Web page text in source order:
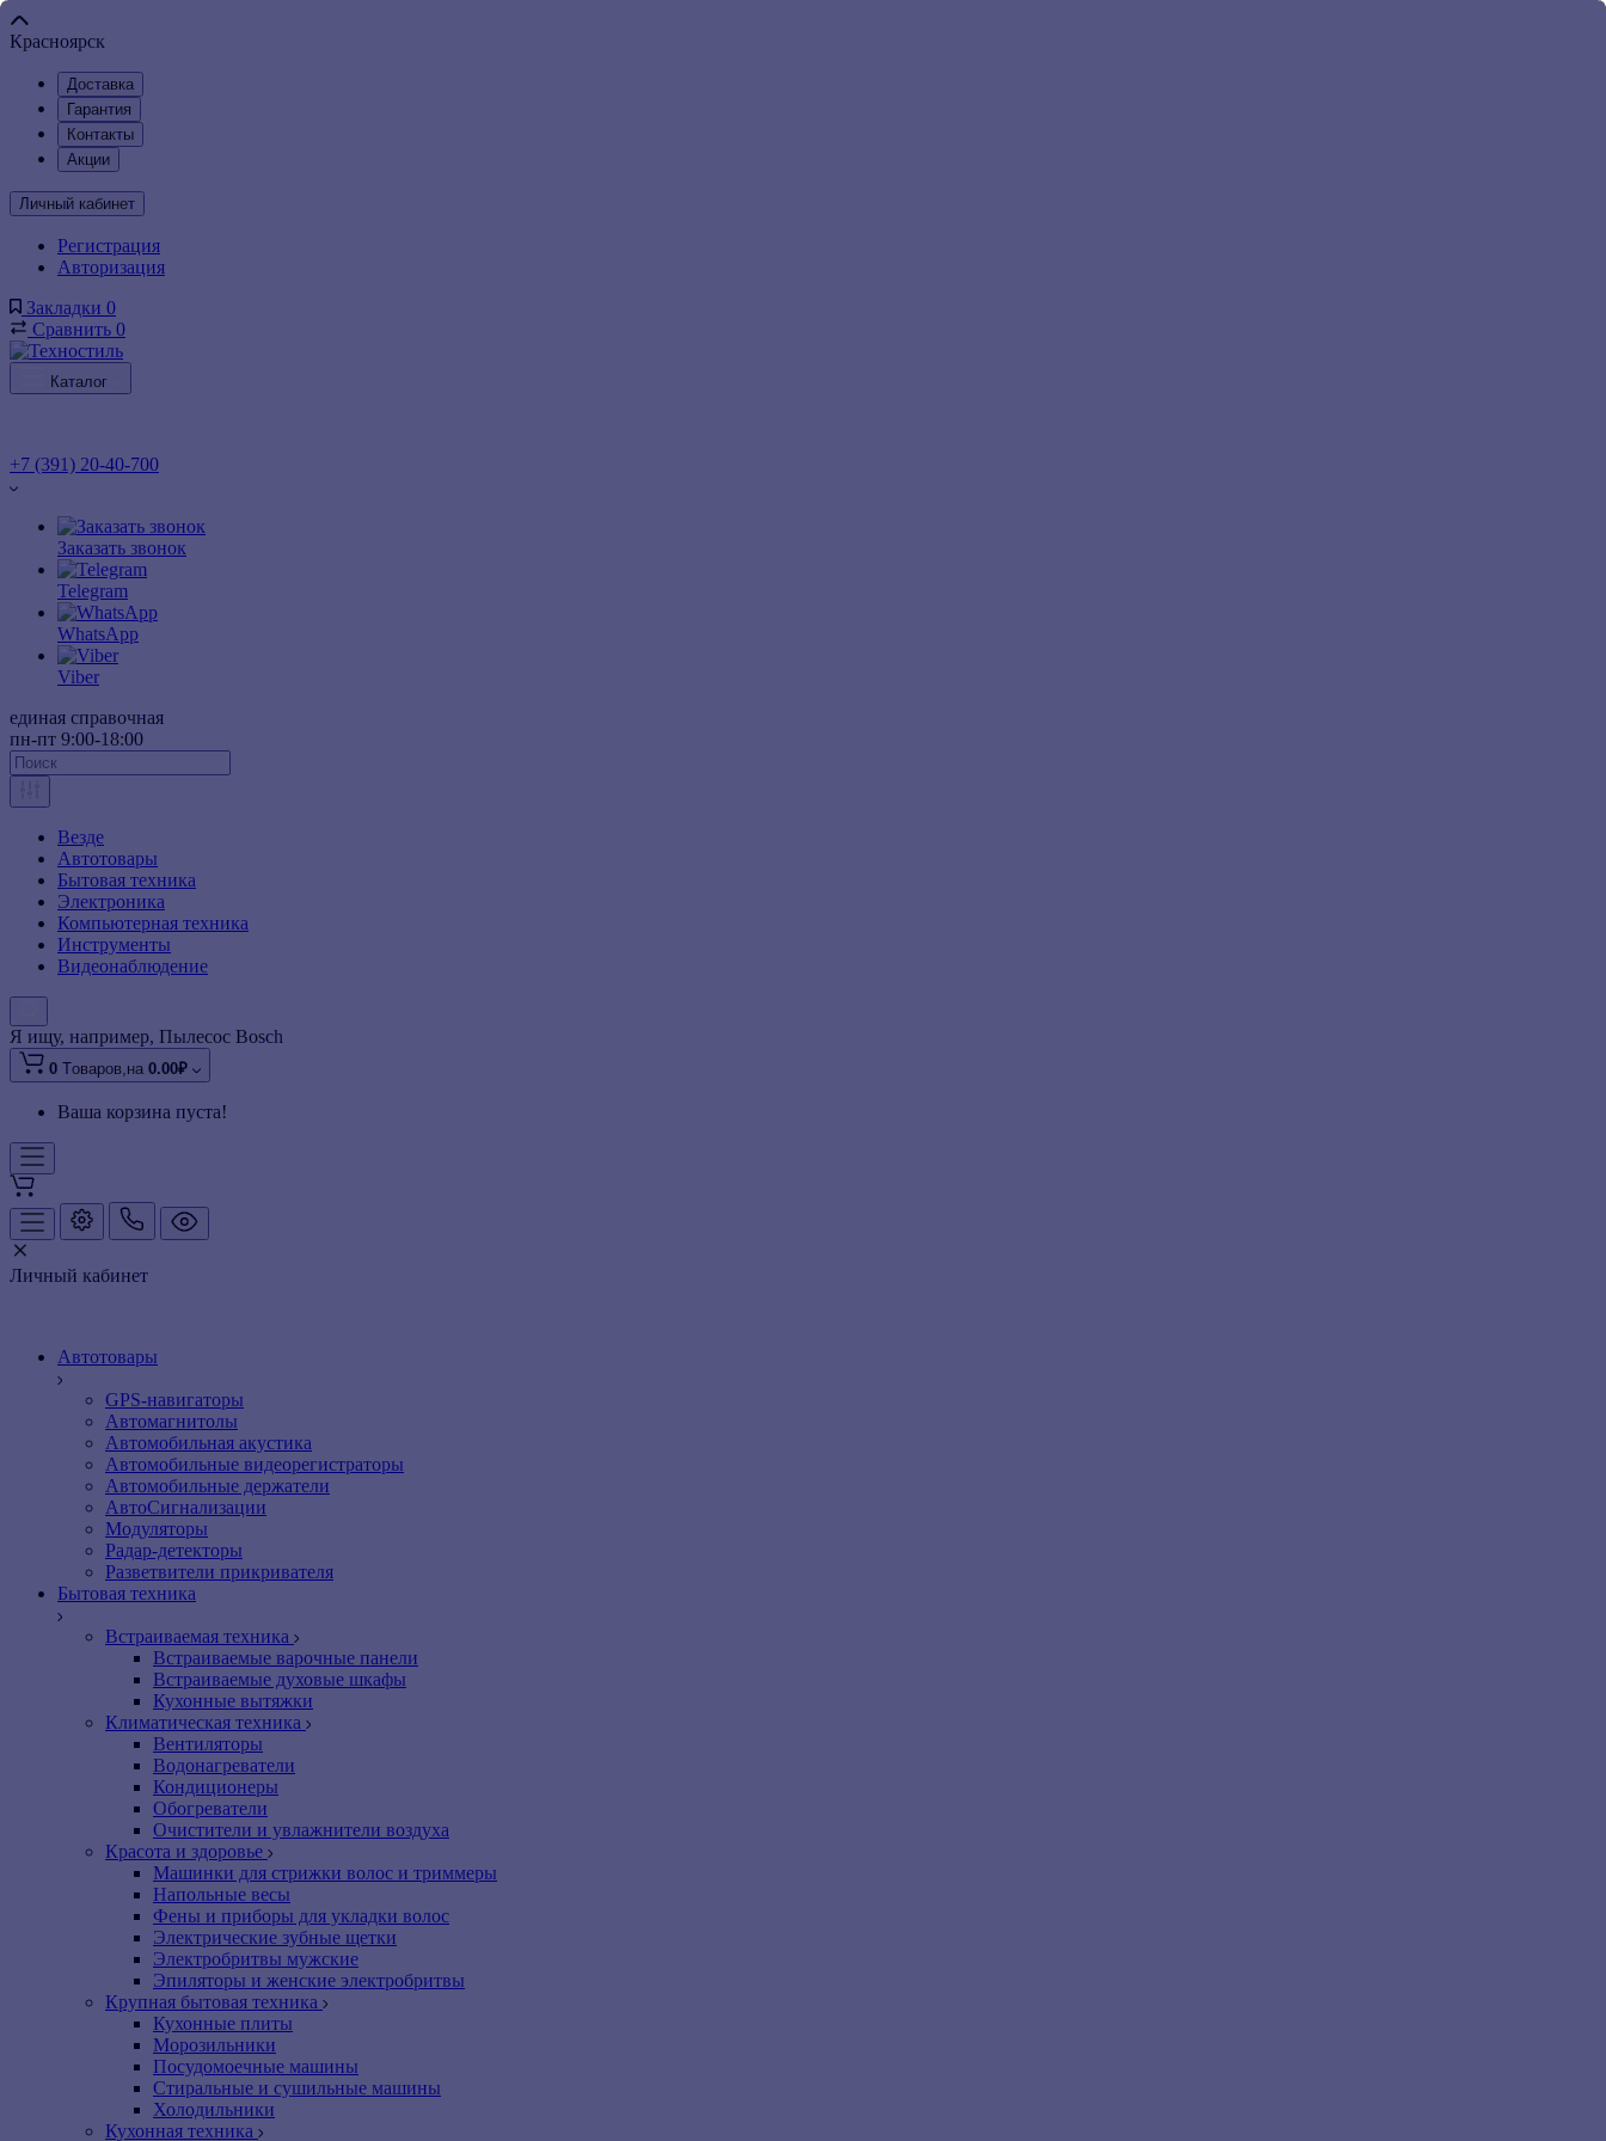
Красноярск
Доставка
Гарантия
Контакты
Акции
Личный кабинет
Регистрация
Авторизация
Закладки 0
Сравнить 0
Каталог
+7 (391) 20-40-700
Заказать звонок
Telegram
WhatsApp
Viber
единая справочная
пн-пт 9:00-18:00
Везде
Автотовары
Бытовая техника
Электроника
Компьютерная техника
Инструменты
Видеонаблюдение
Я ищу, например, Пылесос Bosch
0 Tоваров,на 0.00₽
Ваша корзина пуста!
Личный кабинет
Автотовары
GPS-навигаторы
Автомагнитолы
Автомобильная акустика
Автомобильные видеорегистраторы
Автомобильные держатели
АвтоСигнализации
Модуляторы
Радар-детекторы
Разветвители прикривателя
Бытовая техника
Встраиваемая техника
Встраиваемые варочные панели
Встраиваемые духовые шкафы
Кухонные вытяжки
Климатическая техника
Вентиляторы
Водонагреватели
Кондиционеры
Обогреватели
Очистители и увлажнители воздуха
Красота и здоровье
Машинки для стрижки волос и триммеры
Напольные весы
Фены и приборы для укладки волос
Электрические зубные щетки
Электробритвы мужские
Эпиляторы и женские электробритвы
Крупная бытовая техника
Кухонные плиты
Морозильники
Посудомоечные машины
Стиральные и сушильные машины
Холодильники
Кухонная техника